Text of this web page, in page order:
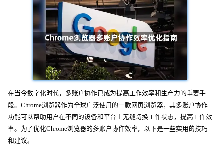
在当今数字化时代，多账户协作已成为提高工作效率和生产力的重要手
段。Chrome浏览器作为全球广泛使用的一款网页浏览器，其多账户协作
功能可以帮助用户在不同的设备和平台上无缝切换工作状态，提高工作效
率。为了优化Chrome浏览器的多账户协作效率，以下是一些实用的技巧
和建议。